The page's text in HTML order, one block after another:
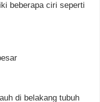
beberapa ciri seperti
di belakang tubuh